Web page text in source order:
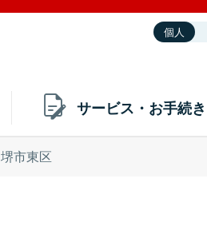
個人
サービス・お手続き
堺市東区